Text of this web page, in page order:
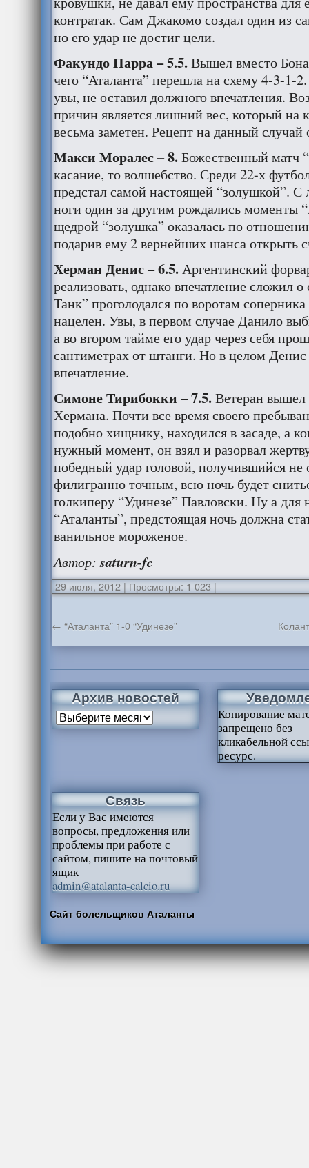
контратак. Сам Джакомо создал один из
но его удар не достиг цели.
Факундо Парра – 5.5.Вышел вместо
чего “Аталанта” перешла на схему 4-3-1-
увы, не оставил должного впечатления.
причин является лишний вес, который
весьма заметен. Рецепт на данный случай
Макси Моралес – 8.Божественный матч
касание, то волшебство. Среди 22-х
предстал самой настоящей “золушкой”. С
ноги один за другим рождались моменты
щедрой “золушка” оказалась по
подарив ему 2 вернейших шанса открыть
Херман Денис – 6.5.Аргентинский
реализовать, однако впечатление сложил
Танк” проголодался по воротам
нацелен. Увы, в первом случае Данило
а во втором тайме его удар через себя
сантиметрах от штанги. Но в целом Денис
впечатление.
Симоне Тирибокки – 7.5.Ветеран вышел
Хермана. Почти все время своего
подобно хищнику, находился в засаде, а
нужный момент, он взял и разорвал
победный удар головой, получившийся
филигранно точным, всю ночь будет
голкиперу “Удинезе” Павловски. Ну а для
“Аталанты”, предстоящая ночь должна
ванильное мороженое.
Автор:saturn-fc
29 июля, 2012 | Просмотры: 1 023 |
← “Аталанта” 1-0 “Удинезе”
Архив новостей
Копирование
запрещено без
кликабельной
ресурс.
Связь
Если у Вас имеются
вопросы, предложения или
проблемы при работе с
сайтом, пишите на почтовый
ящик
admin@atalanta-calcio.ru
Сайт болельщиков Аталанты